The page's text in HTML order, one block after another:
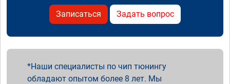
Записаться Задать вопрос
Наши специалисты по чип тюнингу
обладают опытом более 8 лет. Мы